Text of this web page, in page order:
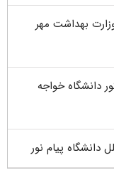
بهداشت مهر
دانشگاه خواجه
پیام نور